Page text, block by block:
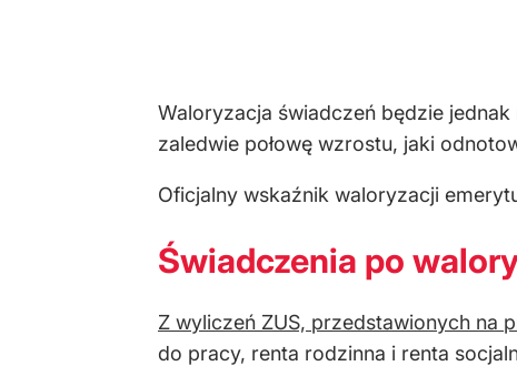
Waloryzacja świadczeń będzie
zaledwie połowę wzrostu, jaki
Oficjalny wskaźnik waloryzacji
Świadczenia po
Z wyliczeń ZUS, przedstawionych na
do pracy, renta rodzinna i renta